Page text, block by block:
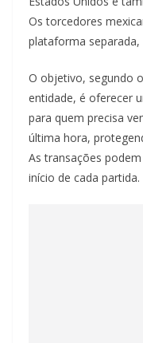
Os torcedores
plataforma separada,
O objetivo, segundo
entidade, é oferecer
para quem precisa
última hora,
As transações
início de cada partida.